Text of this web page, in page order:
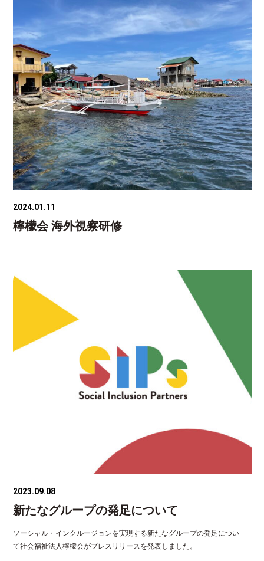
2024.01.11
檸檬会 海外視察研修
2023.09.08
新たなグループの発足について
ソーシャル・インクルージョンを実現する新たなグループの発足につい
て社会福祉法人檸檬会がプレスリリースを発表しました。